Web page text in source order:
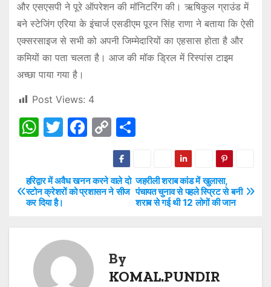
और एसएसपी ने पूरे ऑपरेशन की मॉनिटरिंग की। ऋषिकुल ग्राउंड में
बने स्टेजिंग एरिया के इंचार्ज एसडीएम पूरन सिंह राणा ने बताया कि ऐसी
एक्सरसाइज से सभी को अपनी जिम्मेदारियों का एहसास होता है और
कमियों का पता चलता है। आज की मॉक ड्रिल में रिस्पांस टाइम
अच्छा पाया गया है।
Post Views: 4
W
s
A
p
T
er
F
e
k
C
o
p
y
S
e
P
o
जहरीली शराब कांड में खुलासा,
पंचायत चुनाव से पहले स्प्रिट से बनी
शराब से गई थी 12 लोगों की जान
हरिद्वार में अवैध खनन करने वाले दो
स्टोन क्रेशरों को प्रशासन ने सीज
कर दिया है।
By
KOMAL.PUNDIR